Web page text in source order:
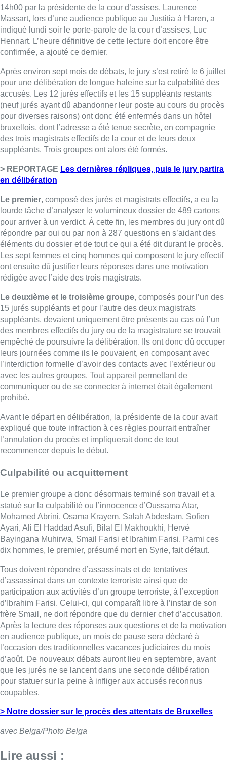
14h00 par la présidente de la cour d’assises, Laurence
Massart, lors d’une audience publique au Justitia à Haren, a
indiqué lundi soir le porte-parole de la cour d’assises, Luc
Hennart. L’heure définitive de cette lecture doit encore être
confirmée, a ajouté ce dernier.
Après environ sept mois de débats, le jury s’est retiré le 6 juillet
pour une délibération de longue haleine sur la culpabilité des
accusés. Les 12 jurés effectifs et les 15 suppléants restants
(neuf jurés ayant dû abandonner leur poste au cours du procès
pour diverses raisons) ont donc été enfermés dans un hôtel
bruxellois, dont l’adresse a été tenue secrète, en compagnie
des trois magistrats effectifs de la cour et de leurs deux
suppléants. Trois groupes ont alors été formés.
> REPORTAGE Les dernières répliques, puis le jury partira
en délibération
Le premier, composé des jurés et magistrats effectifs, a eu la
lourde tâche d’analyser le volumineux dossier de 489 cartons
pour arriver à un verdict. À cette fin, les membres du jury ont dû
répondre par oui ou par non à 287 questions en s’aidant des
éléments du dossier et de tout ce qui a été dit durant le procès.
Les sept femmes et cinq hommes qui composent le jury effectif
ont ensuite dû justifier leurs réponses dans une motivation
rédigée avec l’aide des trois magistrats.
Le deuxième et le troisième groupe, composés pour l’un des
15 jurés suppléants et pour l’autre des deux magistrats
suppléants, devaient uniquement être présents au cas où l’un
des membres effectifs du jury ou de la magistrature se trouvait
empêché de poursuivre la délibération. Ils ont donc dû occuper
leurs journées comme ils le pouvaient, en composant avec
l’interdiction formelle d’avoir des contacts avec l’extérieur ou
avec les autres groupes. Tout appareil permettant de
communiquer ou de se connecter à internet était également
prohibé.
Avant le départ en délibération, la présidente de la cour avait
expliqué que toute infraction à ces règles pourrait entraîner
l’annulation du procès et impliquerait donc de tout
recommencer depuis le début.
Culpabilité ou acquittement
Le premier groupe a donc désormais terminé son travail et a
statué sur la culpabilité ou l’innocence d’Oussama Atar,
Mohamed Abrini, Osama Krayem, Salah Abdeslam, Sofien
Ayari, Ali El Haddad Asufi, Bilal El Makhoukhi, Hervé
Bayingana Muhirwa, Smail Farisi et Ibrahim Farisi. Parmi ces
dix hommes, le premier, présumé mort en Syrie, fait défaut.
Tous doivent répondre d’assassinats et de tentatives
d’assassinat dans un contexte terroriste ainsi que de
participation aux activités d’un groupe terroriste, à l’exception
d’Ibrahim Farisi. Celui-ci, qui comparaît libre à l’instar de son
frère Smail, ne doit répondre que du dernier chef d’accusation.
Après la lecture des réponses aux questions et de la motivation
en audience publique, un mois de pause sera déclaré à
l’occasion des traditionnelles vacances judiciaires du mois
d’août. De nouveaux débats auront lieu en septembre, avant
que les jurés ne se lancent dans une seconde délibération
pour statuer sur la peine à infliger aux accusés reconnus
coupables.
> Notre dossier sur le procès des attentats de Bruxelles
avec Belga/Photo Belga
Lire aussi :